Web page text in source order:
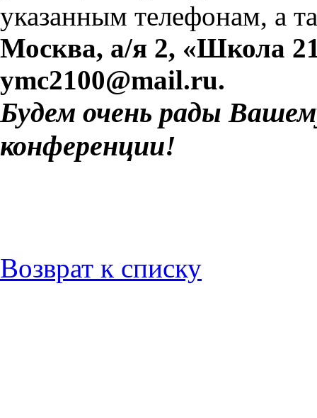
указанным телефонам, а
Москва, а/я 2, «Школа
ymc2100@mail.ru.
Будем очень рады
конференции!
Возврат к списку